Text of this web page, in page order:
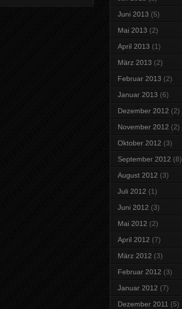
Juni 2013 (5)
Mai 2013 (2)
April 2013 (1)
März 2013 (2)
Februar 2013 (2)
Januar 2013 (6)
Dezember 2012 (2)
November 2012 (2)
Oktober 2012 (3)
September 2012 (8)
August 2012 (3)
Juli 2012 (1)
Juni 2012 (3)
Mai 2012 (2)
April 2012 (7)
März 2012 (3)
Februar 2012 (3)
Januar 2012 (7)
Dezember 2011 (5)